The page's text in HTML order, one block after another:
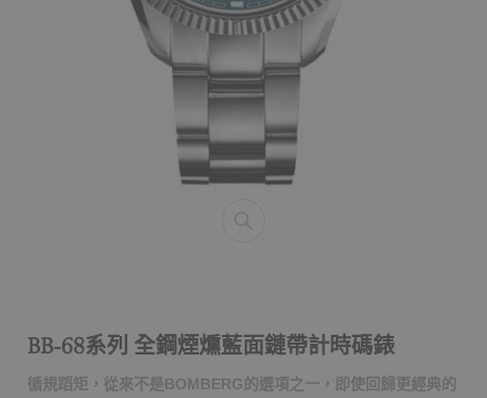
BB-68系列 全鋼煙燻藍面鏈帶計時碼錶
循規蹈矩，從來不是BOMBERG的選項之一，即使回歸更經典的